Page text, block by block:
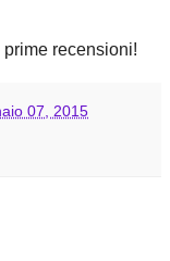
recensioni!
07, 2015